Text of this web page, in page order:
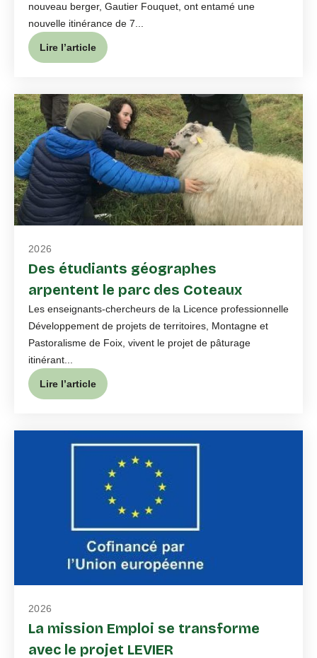
nouveau berger, Gautier Fouquet, ont entamé une
nouvelle itinérance de 7...
Lire l’article
2026
Des étudiants géographes
arpentent le parc des Coteaux
Les enseignants-chercheurs de la Licence professionnelle
Développement de projets de territoires, Montagne et
Pastoralisme de Foix, vivent le projet de pâturage
itinérant...
Lire l’article
2026
La mission Emploi se transforme
avec le projet LEVIER